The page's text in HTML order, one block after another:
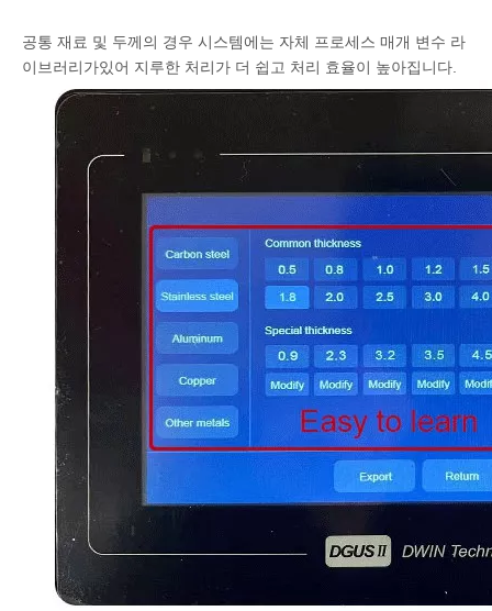
공통 재료 및 두께의 경우 시스템에는 자체 프로세스 매개 변수 라
이브러리가있어 지루한 처리가 더 쉽고 처리 효율이 높아집니다.